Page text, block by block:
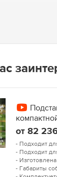
от 82
- Подходит
- Подходит
-
- Габариты